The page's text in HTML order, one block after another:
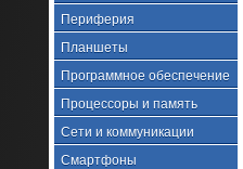
Периферия
Планшеты
Программное обеспечение
Процессоры и память
Сети и коммуникации
Смартфоны